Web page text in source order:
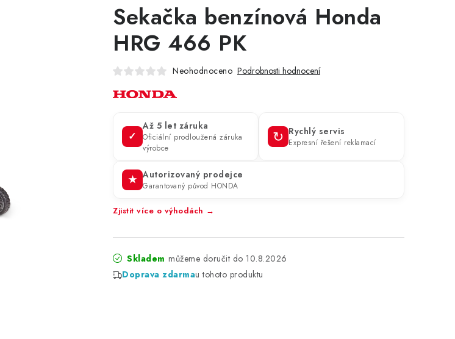
Sekačka benzínová Honda
HRG 466 PK
Neohodnoceno Podrobnosti hodnocení
✓
Až 5 let záruka
Oficiální prodloužená záruka
výrobce
↻ Rychlý servis
Expresní řešení reklamací
★ Autorizovaný prodejce
Garantovaný původ HONDA
Zjistit více o výhodách →
Skladem
10.8.2026
Doprava zdarmau tohoto produktu